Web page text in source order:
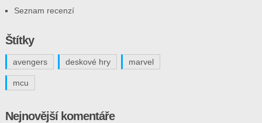
Seznam recenzí
Štítky
avengers deskové hry marvel
mcu
Nejnovější komentáře